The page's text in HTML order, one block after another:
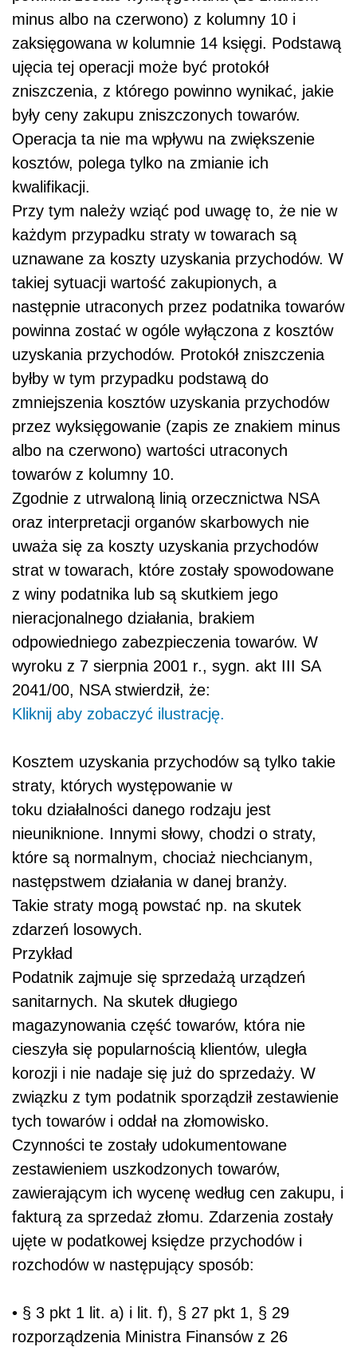
minus albo na czerwono) z kolumny 10 i
zaksięgowana w kolumnie 14 księgi. Podstawą
ujęcia tej operacji może być protokół
zniszczenia, z którego powinno wynikać, jakie
były ceny zakupu zniszczonych towarów.
Operacja ta nie ma wpływu na zwiększenie
kosztów, polega tylko na zmianie ich
kwalifikacji.
Przy tym należy wziąć pod uwagę to, że nie w
każdym przypadku straty w towarach są
uznawane za koszty uzyskania przychodów. W
takiej sytuacji wartość zakupionych, a
następnie utraconych przez podatnika towarów
powinna zostać w ogóle wyłączona z kosztów
uzyskania przychodów. Protokół zniszczenia
byłby w tym przypadku podstawą do
zmniejszenia kosztów uzyskania przychodów
przez wyksięgowanie (zapis ze znakiem minus
albo na czerwono) wartości utraconych
towarów z kolumny 10.
Zgodnie z utrwaloną linią orzecznictwa NSA
oraz interpretacji organów skarbowych nie
uważa się za koszty uzyskania przychodów
strat w towarach, które zostały spowodowane
z winy podatnika lub są skutkiem jego
nieracjonalnego działania, brakiem
odpowiedniego zabezpieczenia towarów. W
wyroku z 7 sierpnia 2001 r., sygn. akt III SA
2041/00, NSA stwierdził, że:
Kliknij aby zobaczyć ilustrację.
Kosztem uzyskania przychodów są tylko takie
straty, których występowanie w
toku działalności danego rodzaju jest
nieuniknione. Innymi słowy, chodzi o straty,
które są normalnym, chociaż niechcianym,
następstwem działania w danej branży.
Takie straty mogą powstać np. na skutek
zdarzeń losowych.
Przykład
Podatnik zajmuje się sprzedażą urządzeń
sanitarnych. Na skutek długiego
magazynowania część towarów, która nie
cieszyła się popularnością klientów, uległa
korozji i nie nadaje się już do sprzedaży. W
związku z tym podatnik sporządził zestawienie
tych towarów i oddał na złomowisko.
Czynności te zostały udokumentowane
zestawieniem uszkodzonych towarów,
zawierającym ich wycenę według cen zakupu, i
fakturą za sprzedaż złomu. Zdarzenia zostały
ujęte w podatkowej księdze przychodów i
rozchodów w następujący sposób:
• § 3 pkt 1 lit. a) i lit. f), § 27 pkt 1, § 29
rozporządzenia Ministra Finansów z 26